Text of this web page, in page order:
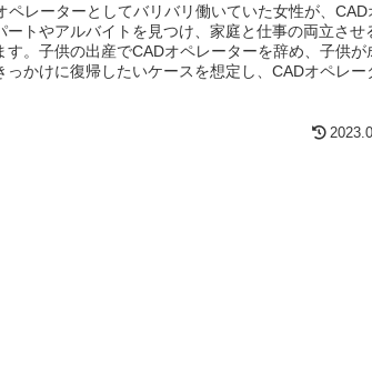
ペレーターとしてバリバリ働いていた女性が、CAD
ートやアルバイトを見つけ、家庭と仕事の両立させ
す。子供の出産でCADオペレーターを辞め、子供が
っかけに復帰したいケースを想定し、CADオペレー